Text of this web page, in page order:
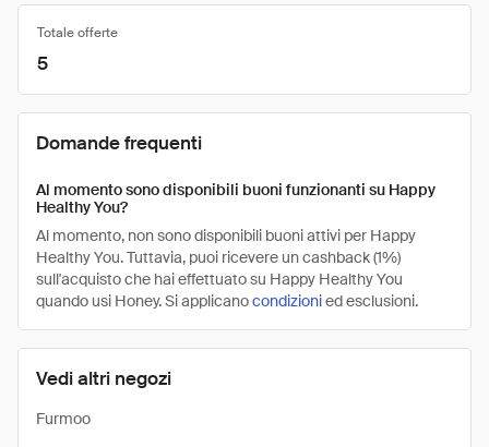
Vedi altri negozi
Furmoo
Totale offerte
5
Domande frequenti
Al momento sono disponibili buoni funzionanti su Happy
Healthy You?
Al momento, non sono disponibili buoni attivi per Happy
Healthy You. Tuttavia, puoi ricevere un cashback (1%)
sull'acquisto che hai effettuato su Happy Healthy You
quando usi Honey. Si applicanocondizionied esclusioni.